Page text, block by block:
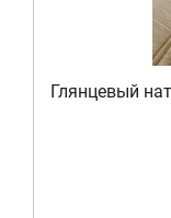
Глянцевый